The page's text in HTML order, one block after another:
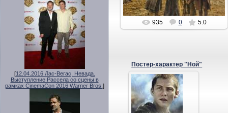
[12.04.2016 Лас-Вегас, Невада.
Выступление Рассела со сцены в
рамках CinemaCon 2016 Warner Bros. ]
935 0 5.0
Постер-характер "Ной"
13.02.2014
Лекс